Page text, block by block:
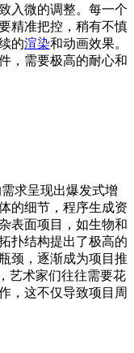
微的调整。每一个
精准把控，稍有不慎
的渲染和动画效果。
，需要极高的耐心和
需求呈现出爆发式增
细节，程序生成资
表面项目，如生物和
扑结构提出了极高的
瓶颈，逐渐成为项目推
，艺术家们往往需要花
，这不仅导致项目周